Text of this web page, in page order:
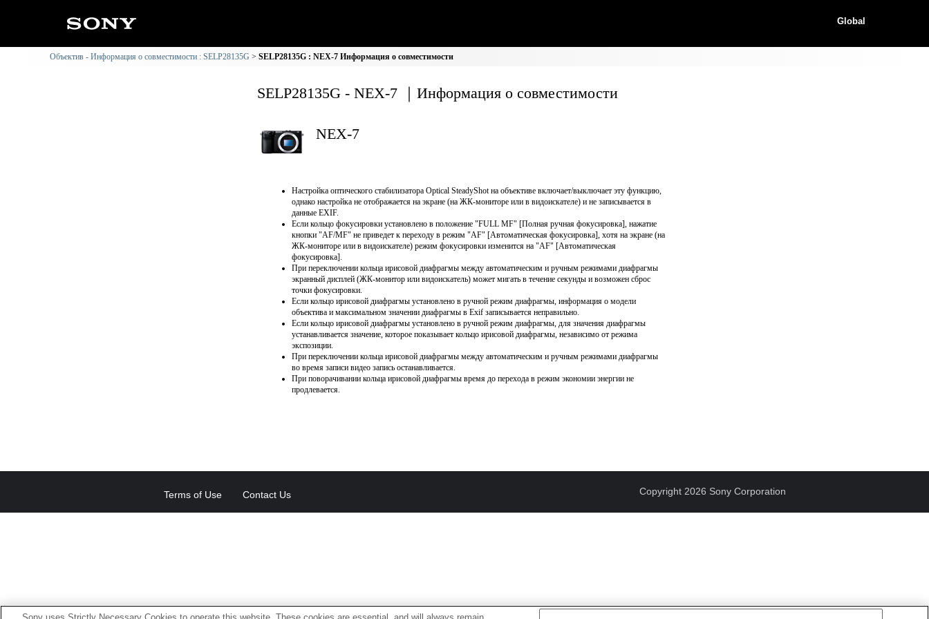
Global
Объектив - Информация о совместимости : SELP28135G SELP28135G : NEX-7 Информация о совместимости
SELP28135G - NEX-7 ｜Информация о совместимости
NEX-7
Настройка оптического стабилизатора Optical SteadyShot на объективе включает/выключает эту функцию,
однако настройка не отображается на экране (на ЖК-мониторе или в видоискателе) и не записывается в
данные EXIF.
Если кольцо фокусировки установлено в положение "FULL MF" [Полная ручная фокусировка], нажатие
кнопки "AF/MF" не приведет к переходу в режим "AF" [Автоматическая фокусировка], хотя на экране (на
ЖК-мониторе или в видоискателе) режим фокусировки изменится на "AF" [Автоматическая
фокусировка].
При переключении кольца ирисовой диафрагмы между автоматическим и ручным режимами диафрагмы
экранный дисплей (ЖК-монитор или видоискатель) может мигать в течение секунды и возможен сброс
точки фокусировки.
Если кольцо ирисовой диафрагмы установлено в ручной режим диафрагмы, информация о модели
объектива и максимальном значении диафрагмы в Exif записывается неправильно.
Если кольцо ирисовой диафрагмы установлено в ручной режим диафрагмы, для значения диафрагмы
устанавливается значение, которое показывает кольцо ирисовой диафрагмы, независимо от режима
экспозиции.
При переключении кольца ирисовой диафрагмы между автоматическим и ручным режимами диафрагмы
во время записи видео запись останавливается.
При поворачивании кольца ирисовой диафрагмы время до перехода в режим экономии энергии не
продлевается.
Terms of Use Contact Us Copyright 2026 Sony Corporation